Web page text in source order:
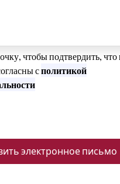
чтобы подтвердить,
сполитикой
электронное письмо